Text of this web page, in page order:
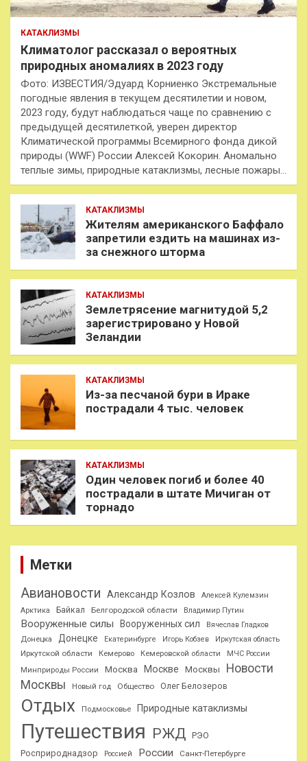
КАТАКЛИЗМЫ
Климатолог рассказал о вероятных
природных аномалиях в 2023 году
Фото: ИЗВЕСТИЯ/Эдуард Корниенко Экстремальные
погодные явления в текущем десятилетии и новом,
2023 году, будут наблюдаться чаще по сравнению с
предыдущей десятилеткой, уверен директор
Климатической программы Всемирного фонда дикой
природы (WWF) России Алексей Кокорин. Аномально
теплые зимы, природные катаклизмы, лесные пожары…
КАТАКЛИЗМЫ
Жителям американского Баффало
запретили ездить на машинах из-
за снежного шторма
КАТАКЛИЗМЫ
Землетрясение магнитудой 5,2
зарегистрировано у Новой
Зеландии
КАТАКЛИЗМЫ
Из-за песчаной бури в Ираке
пострадали 4 тыс. человек
КАТАКЛИЗМЫ
Один человек погиб и более 40
пострадали в штате Мичиган от
торнадо
Метки
Авиановости Александр Козлов
Алексей Кулемзин
Арктика
Байкал Белгородской области Владимир Путин
Вооруженные силы Вооруженных сил
Вячеслав Гладков
Донецка
Донецке Екатеринбурге Игорь Кобзев Иркутская область
Иркутской области Кемерово Кемеровской области
МЧС России
Минприроды России
Москва Москве Москвы
Новости
Москвы
Новый год Общество Олег Белозеров
Отдых Подмосковье Природные катаклизмы
Путешествия РЖД РЭО
Росприроднадзор
Россией России Санкт-Петербурге